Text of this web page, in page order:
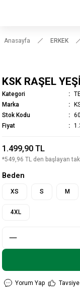
Anasayfa ERKEK
KSK RAŞEL
Kategori
Marka
Stok Kodu
Fiyat
1.499,90 TL
*549,96 TL den başlayan
Beden
XS S M
4XL
Yorum Yap